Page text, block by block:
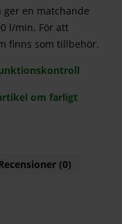
en matchande
l/min. För att
finns som tillbehör.
om farligt
(0)